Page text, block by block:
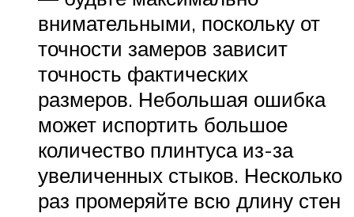
внимательными, поскольку от
точности замеров зависит
точность фактических
размеров. Небольшая ошибка
может испортить большое
количество плинтуса из-за
увеличенных стыков. Несколько
раз промеряйте всю длину стен